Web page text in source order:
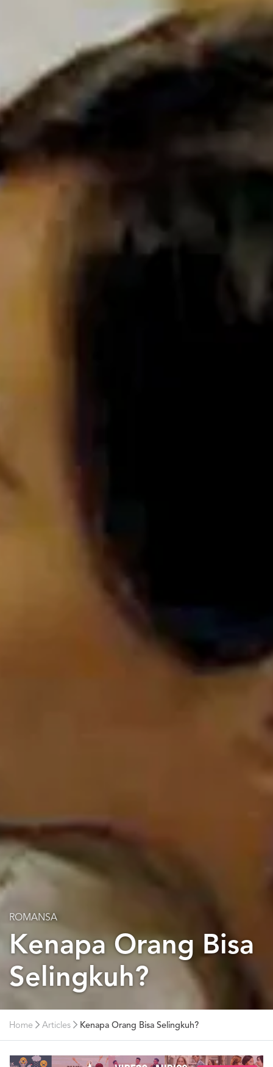
ROMANSA
Kenapa Orang Bisa
Selingkuh?
Home Articles Kenapa Orang Bisa Selingkuh?